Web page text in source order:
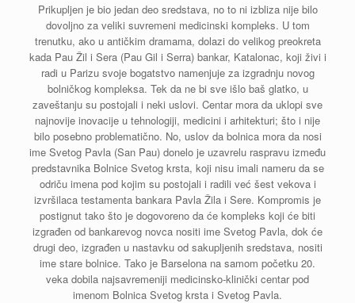
Prikupljen je bio jedan deo sredstava, no to ni izbliza nije bilo
dovoljno za veliki suvremeni medicinski kompleks. U tom
trenutku, ako u antičkim dramama, dolazi do velikog preokreta
kada Pau Žil i Sera (Pau Gil i Serra) bankar, Katalonac, koji živi i
radi u Parizu svoje bogatstvo namenjuje za izgradnju novog
bolničkog kompleksa. Tek da ne bi sve išlo baš glatko, u
zaveštanju su postojali i neki uslovi. Centar mora da uklopi sve
najnovije inovacije u tehnologiji, medicini i arhitekturi; što i nije
bilo posebno problematično. No, uslov da bolnica mora da nosi
ime Svetog Pavla (San Pau) donelo je uzavrelu raspravu između
predstavnika Bolnice Svetog krsta, koji nisu imali nameru da se
odriču imena pod kojim su postojali i radili već šest vekova i
izvršilaca testamenta bankara Pavla Žila i Sere. Kompromis je
postignut tako što je dogovoreno da će kompleks koji će biti
izgrađen od bankarevog novca nositi ime Svetog Pavla, dok će
drugi deo, izgrađen u nastavku od sakupljenih sredstava, nositi
ime stare bolnice. Tako je Barselona na samom početku 20.
veka dobila najsavremeniji medicinsko-klinički centar pod
imenom Bolnica Svetog krsta i Svetog Pavla.